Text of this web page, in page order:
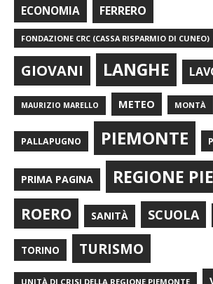
ECONOMIA FERRERO
FONDAZIONE CRC (CASSA RISPARMIO DI CUNEO)
GIOVANI LANGHE
MAURIZIO MARELLO METEO MONTÀ
PALLAPUGNO PIEMONTE
PRIMA PAGINA REGIONE
ROERO SANITÀ SCUOLA
TORINO TURISMO
UNITÀ DI CRISI DELLA REGIONE PIEMONTE